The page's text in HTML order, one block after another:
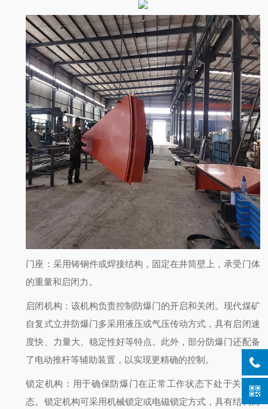
门座 ：采用铸钢件或焊接结构，固定在井筒壁上，承受门体
的重量和启闭力。
启闭机构 ：该机构负责控制防爆门的开启和关闭。现代煤矿
自复式立井防爆门多采用液压或气压传动方式，具有启闭速
度快、力量大、稳定性好等特点。此外，部分防爆门还配备
了电动推杆等辅助装置，以实现更精确的控制。
锁定机构 ：用于确保防爆门在正常工作状态下处于关闭状
态。锁定机构可采用机械锁定或电磁锁定方式，具有结构简